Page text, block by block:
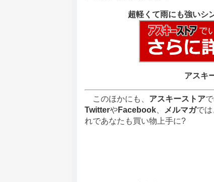
超軽くて雨にも強いシ
アスキ
このほかにも、 アスキーストア
TwitterやFacebook メルマガで
れであなたも買い物上手に?